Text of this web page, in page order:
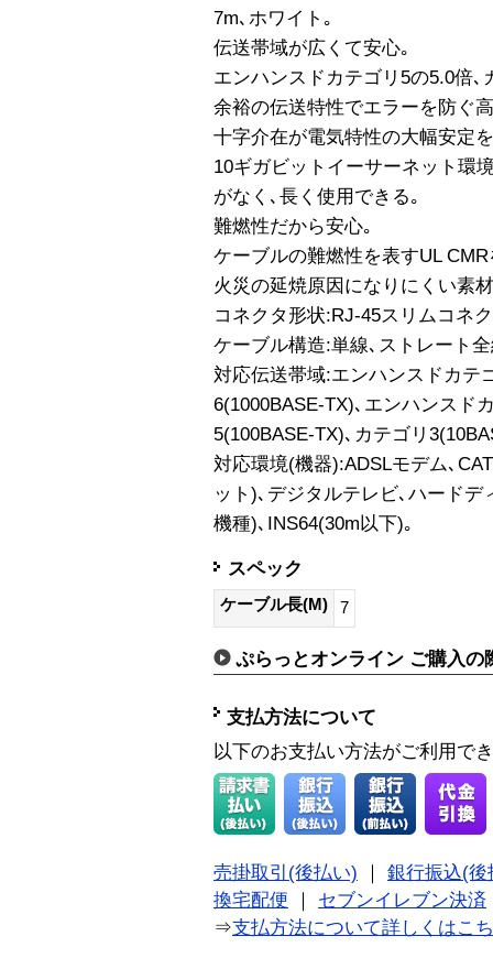
7m､ホワイト｡
伝送帯域が広くて安心｡
エンハンスドカテゴリ5の5.0倍
余裕の伝送特性でエラーを防ぐ
十字介在が電気特性の大幅安定
10ギガビットイーサーネット環
がなく､長く使用できる｡
難燃性だから安心｡
ケーブルの難燃性を表すUL
火災の延焼原因になりにくい素
コネクタ形状:RJ-45スリムコネ
ケーブル構造:単線､ストレート
対応伝送帯域:エンハンスドカテ
6(1000BASE-TX)､エンハンスド
5(100BASE-TX)､カテゴリ
対応環境(機器):ADSLモデム､
ット)､デジタルテレビ､ハード
機種)､INS64(30m以下)｡
スペック
ケーブル長(M) 7
ぷらっとオンライン ご購入の
支払方法について
以下のお支払い方法がご利用で
売掛取引(後払い) ｜ 銀行振込(後
換宅配便 ｜ セブンイレブン決済
⇒支払方法について詳しくはこ